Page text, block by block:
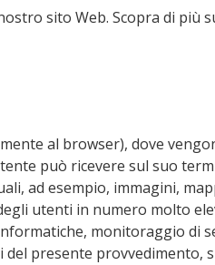
sito Web. Scopra di più
al browser), dove
può ricevere sul suo
ad esempio, immagini,
utenti in numero molto
monitoraggio di
presente provvedimento,